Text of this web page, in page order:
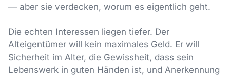
— aber sie verdecken, worum es eigentlich geht.
Die echten Interessen liegen tiefer. Der
Alteigentümer will kein maximales Geld. Er will
Sicherheit im Alter, die Gewissheit, dass sein
Lebenswerk in guten Händen ist, und Anerkennung